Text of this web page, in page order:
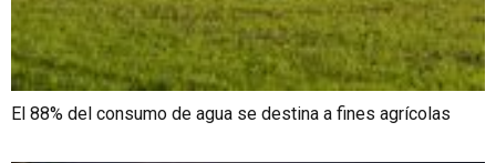
El 88% del consumo de agua se destina a fines agrícolas